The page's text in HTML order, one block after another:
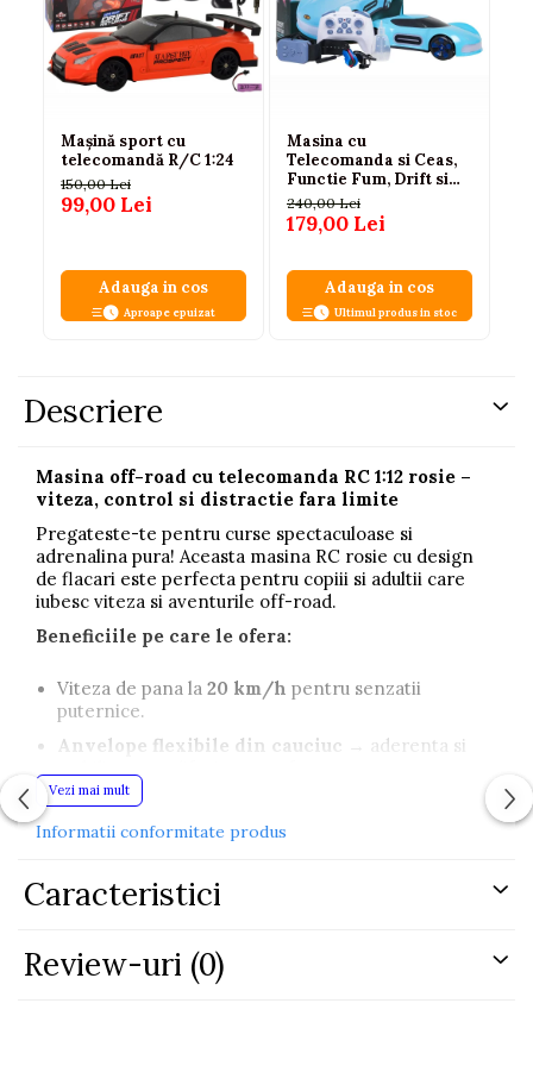
Mașină sport cu
telecomandă R/C 1:24
150,00 Lei
99,00 Lei
Adauga in cos
Aproape epuizat
Masina cu
Telecomanda si Ceas,
Functie Fum, Drift si
Lumini, Albastra
240,00 Lei
179,00 Lei
Adauga in cos
Ultimul produs in stoc
Descriere
Masina off-road cu telecomanda RC 1:12 rosie –
viteza, control si distractie fara limite
Pregateste-te pentru curse spectaculoase si
adrenalina pura! Aceasta masina RC rosie cu design
de flacari este perfecta pentru copiii si adultii care
iubesc viteza si aventurile off-road.
Beneficiile pe care le ofera:
Viteza de pana la 20 km/h pentru senzatii
puternice.
Anvelope flexibile din cauciuc → aderenta si
Telecomanda ergonomica
usor de folosit.
nu mai pierzi bani pe baterii de unica folosinta.
👦 Povestea unui mic pasionat de masini:
Vezi mai mult
Informatii conformitate produs
Caracteristici
Review-uri (0)